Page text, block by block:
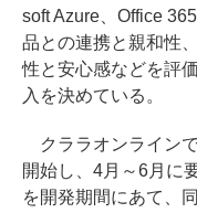
soft Azure、Office
品との連携と親和性
性と安心感などを評
入を決めている。
クララオンライン
開始し、4月～6月に
を開発期間にあて、